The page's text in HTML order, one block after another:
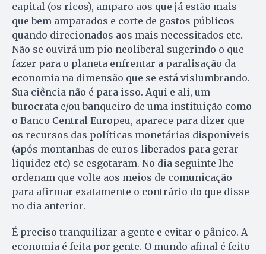
capital (os ricos), amparo aos que já estão mais
que bem amparados e corte de gastos públicos
quando direcionados aos mais necessitados etc.
Não se ouvirá um pio neoliberal sugerindo o que
fazer para o planeta enfrentar a paralisação da
economia na dimensão que se está vislumbrando.
Sua ciência não é para isso. Aqui e ali, um
burocrata e/ou banqueiro de uma instituição como
o Banco Central Europeu, aparece para dizer que
os recursos das políticas monetárias disponíveis
(após montanhas de euros liberados para gerar
liquidez etc) se esgotaram. No dia seguinte lhe
ordenam que volte aos meios de comunicação
para afirmar exatamente o contrário do que disse
no dia anterior.
É preciso tranquilizar a gente e evitar o pânico. A
economia é feita por gente. O mundo afinal é feito